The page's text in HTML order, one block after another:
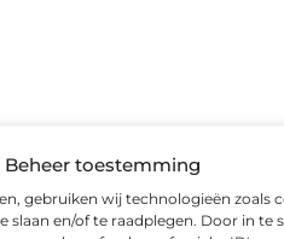
Beheer toestemming
gebruiken wij technologieën zoals
slaan en/of te raadplegen. Door in te